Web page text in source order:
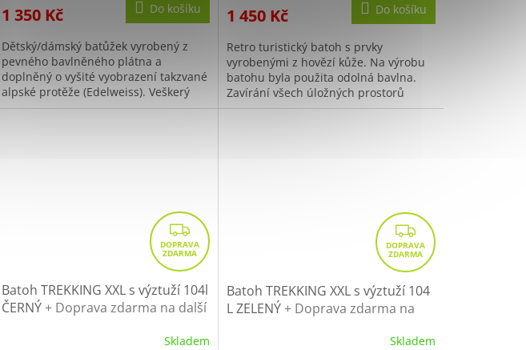
1 350 Kč Do košíku
Dětský/dámský batůžek vyrobený z
pevného bavlněného plátna a
doplněný o vyšité vyobrazení takzvané
alpské protěže (Edelweiss). Veškerý
úložný prostor batohu je uzavíraný
1 450 Kč Do košíku
Retro turistický batoh s prvky
vyrobenými z hovězí kůže. Na výrobu
batohu byla použita odolná bavlna.
Zavírání všech úložných prostorů
batohu je řešeno pomocí kožených
Z
D
A
R
M
Batoh TREKKING XXL s výztuží 104l
ČERNÝ+ Doprava zdarma na další
Skladem
Z
D
A
R
Batoh TREKKING XXL s výztuží 104
L ZELENÝ+ Doprava zdarma na
Skladem